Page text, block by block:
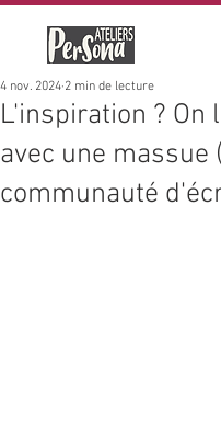
L'inspiration ? On
avec une massue
communauté
4 nov. 2024 2 min de lecture